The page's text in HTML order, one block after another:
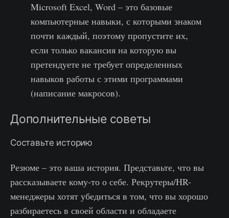
Microsoft Excel, Word – это базовые
компьютерные навыки, с которыми знаком
почти каждый, поэтому пропустите их,
если только вакансия на которую вы
претендуете не требует определенных
навыков работы с этими программами
(написание макросов).
Дополнительные советы
Составьте историю
Резюме – это ваша история. Представьте, что вы
рассказываете кому-то о себе. Рекрутеры/HR-
менеджеры хотят убедиться в том, что вы хорошо
разбираетесь в своей области и обладаете